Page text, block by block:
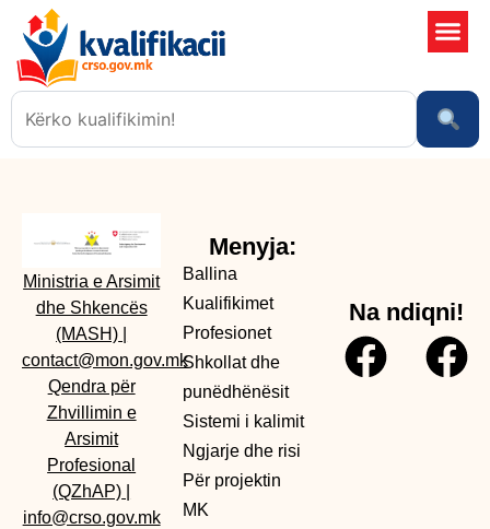
Ministria e Arsimit
dhe Shkencës
(MASH)
contact@mon.gov.mk
Qendra për
Zhvillimin e
Arsimit
Profesional
(QZhAP)
info@crso.gov.mk
Menyja:
Ballina
Kualifikimet
Profesionet
Shkollat dhe
punëdhënësit
Sistemi i kalimit
Ngjarje dhe risi
Për projektin
MK
Na ndiqni!